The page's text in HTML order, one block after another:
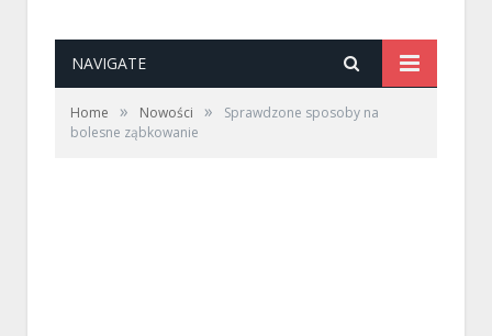
NAVIGATE
Home » Nowości »
Sprawdzone sposoby na
bolesne ząbkowanie